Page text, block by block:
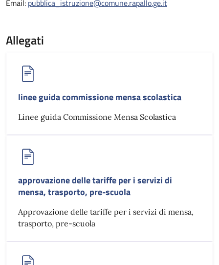
Email: pubblica_istruzione@comune.rapallo.ge.it
Allegati
linee guida commissione mensa scolastica
Linee guida Commissione Mensa Scolastica
approvazione delle tariffe per i servizi di
mensa, trasporto, pre-scuola
Approvazione delle tariffe per i servizi di mensa,
trasporto, pre-scuola